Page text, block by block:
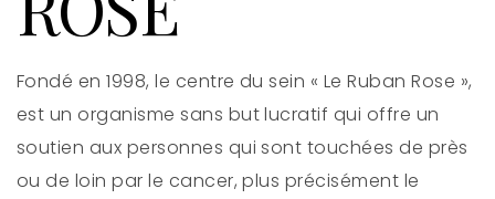
Fondé en 1998, le centre du sein « Le Ruban Rose »,
est un organisme sans but lucratif qui offre un
soutien aux personnes qui sont touchées de près
ou de loin par le cancer, plus précisément le